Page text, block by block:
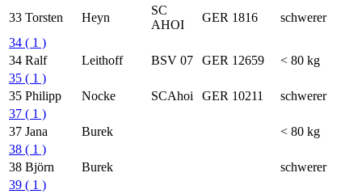
33 Torsten Heyn
SC
AHOI
GER 1816
schwerer
34 ( 1 )
34 Ralf Leithoff BSV 07 GER 12659
< 80 kg
35 ( 1 )
35 Philipp Nocke SCAhoi GER 10211
schwerer
37 ( 1 )
37 Jana Burek
< 80 kg
38 ( 1 )
38 Björn Burek
schwerer
39 ( 1 )